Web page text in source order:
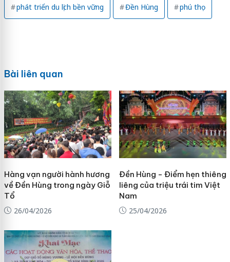
phát triển du lịch bền vững Đền Hùng phú thọ
Bài liên quan
Hàng vạn người hành hương
về Đền Hùng trong ngày Giỗ
Tổ
26/04/2026
Đền Hùng - Điểm hẹn thiêng
liêng của triệu trái tim Việt
Nam
25/04/2026